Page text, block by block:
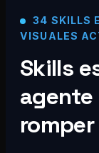
34 SKILLS
VISUALES
Skills
agente